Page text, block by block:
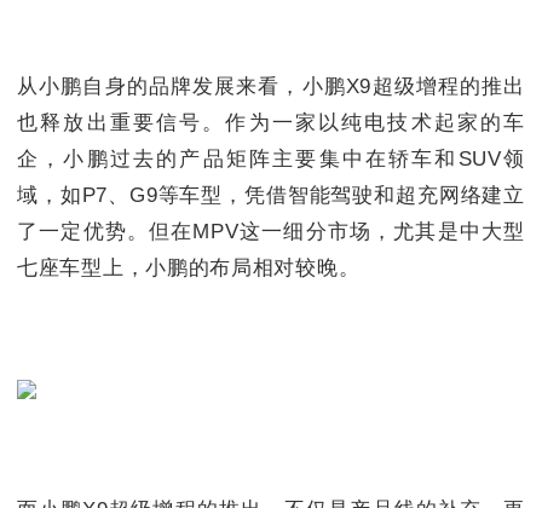
从小鹏自身的品牌发展来看，小鹏X9超级增程的推出
也释放出重要信号。作为一家以纯电技术起家的车
企，小鹏过去的产品矩阵主要集中在轿车和SUV领
域，如P7、G9等车型，凭借智能驾驶和超充网络建立
了一定优势。但在MPV这一细分市场，尤其是中大型
七座车型上，小鹏的布局相对较晚。